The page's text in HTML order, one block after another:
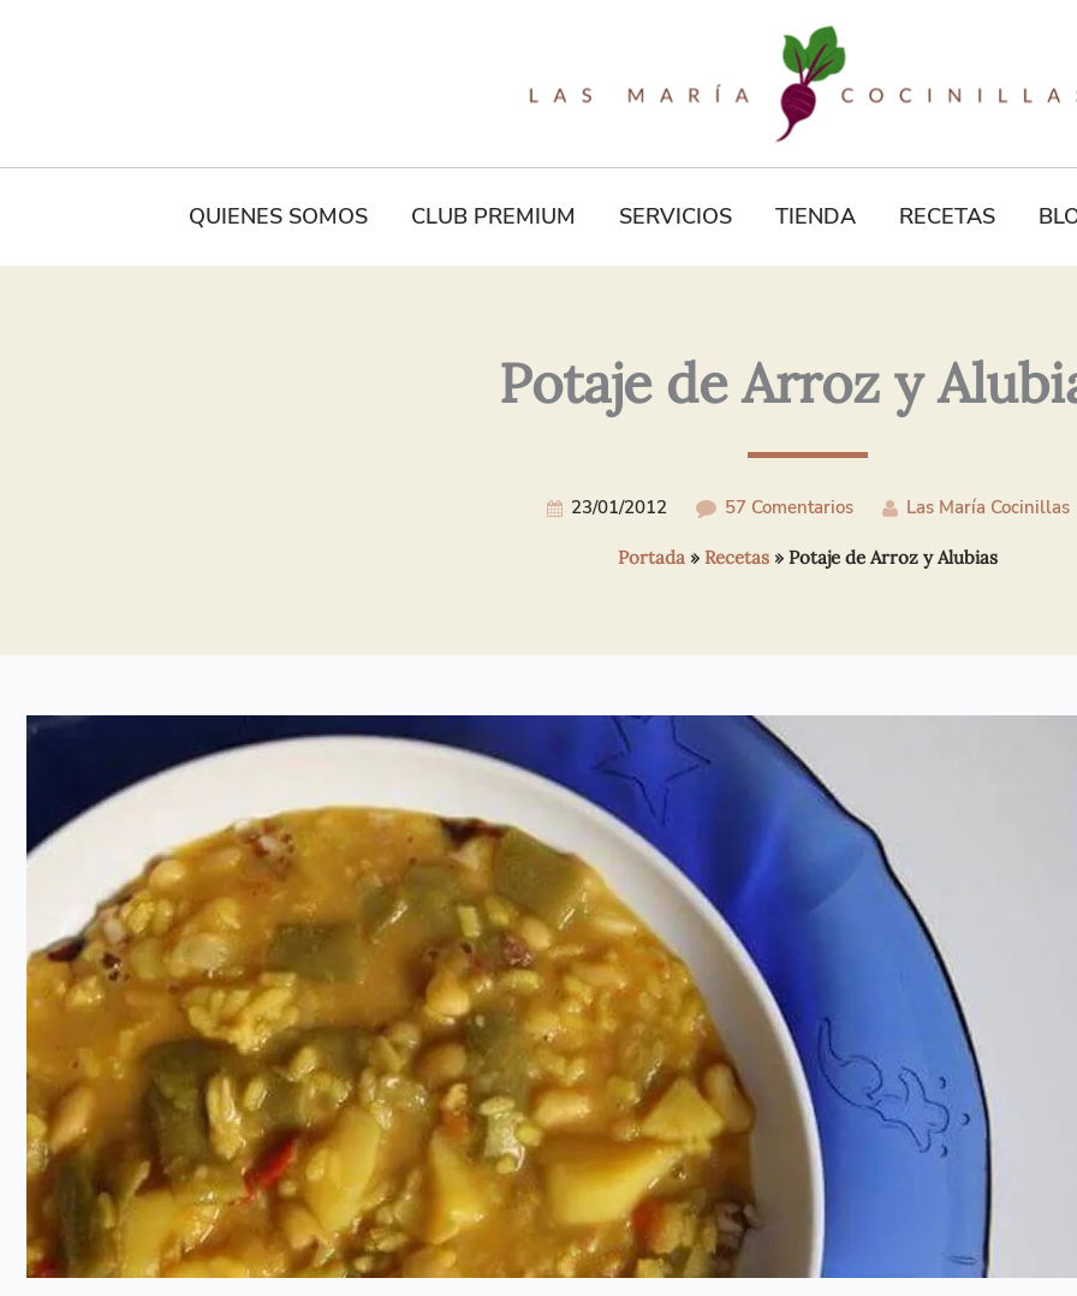
QUIENES SOMOS CLUB PREMIUM SERVICIOS TIENDA RECETAS
Potaje de Arroz y
23/01/2012 57 Comentarios Las María Cocinillas
Portada » Recetas » Potaje de Arroz y Alubias
Electrónico*